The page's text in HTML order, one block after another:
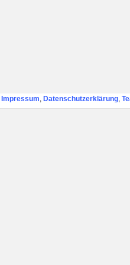
Impressum, Datenschutzerklärung,